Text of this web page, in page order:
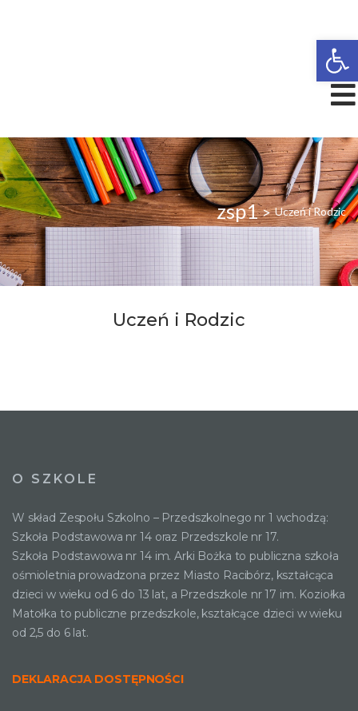
zsp1 > Uczeń i Rodzic
Uczeń i Rodzic
O SZKOLE
W skład Zespołu Szkolno – Przedszkolnego nr 1 wchodzą:
Szkoła Podstawowa nr 14 oraz Przedszkole nr 17.
Szkoła Podstawowa nr 14 im. Arki Bożka to publiczna szkoła
ośmioletnia prowadzona przez Miasto Racibórz, kształcąca
dzieci w wieku od 6 do 13 lat, a Przedszkole nr 17 im. Koziołka
Matołka to publiczne przedszkole, kształcące dzieci w wieku
od 2,5 do 6 lat.
DEKLARACJA DOSTĘPNOŚCI